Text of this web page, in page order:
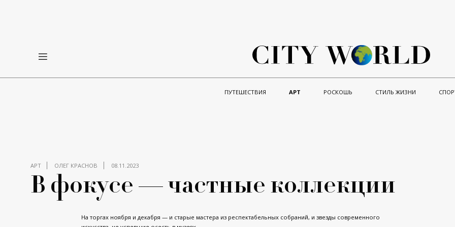
ПУТЕШЕСТВИЯ АРТ РОСКОШЬ СТИЛЬ ЖИЗНИ
АРТ ОЛЕГ КРАСНОВ 08.11.2023
В фокусе — частные коллекции
На торгах ноября и декабря — и старые мастера из респектабельных собраний, и звезды современного